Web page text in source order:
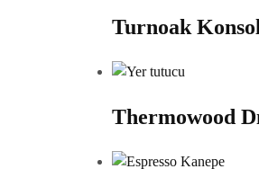
Turnoak Konsol
Thermowood